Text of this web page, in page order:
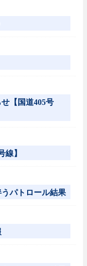
【国道405号
線】
うパトロール結果